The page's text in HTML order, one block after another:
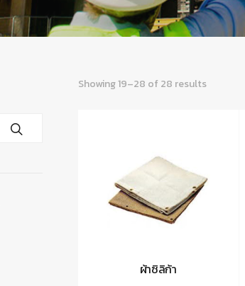
Showing 19–28 of 28 results
ผ้าซิลิก้า